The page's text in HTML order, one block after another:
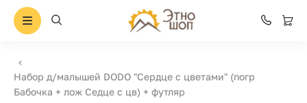
Набор д/малышей DODO "Сердце с цветами" (погр
Бабочка + лож Седце с цв) + футляр